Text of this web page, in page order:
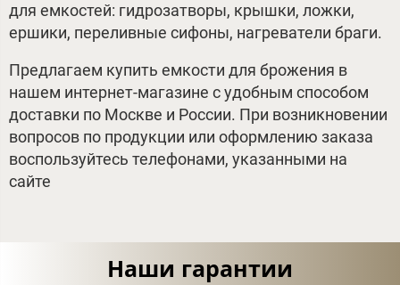
для емкостей: гидрозатворы, крышки, ложки,
ершики, переливные сифоны, нагреватели браги.
Предлагаем купить емкости для брожения в
нашем интернет-магазине с удобным способом
доставки по Москве и России. При возникновении
вопросов по продукции или оформлению заказа
воспользуйтесь телефонами, указанными на
сайте
Наши гарантии